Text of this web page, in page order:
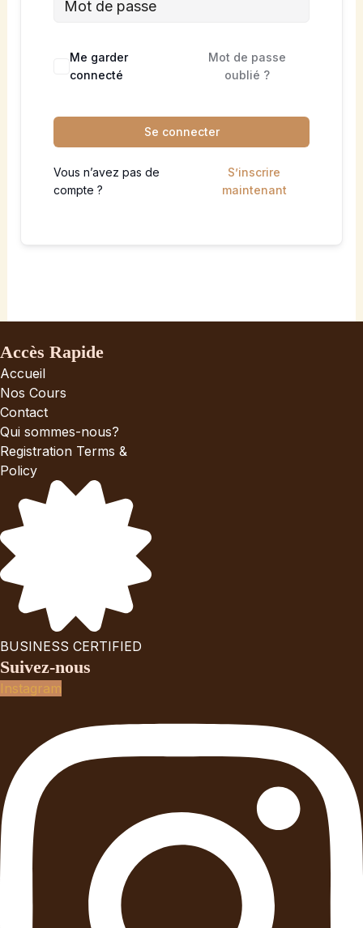
Me garder
connecté
Mot de passe
oublié ?
Se connecter
Vous n’avez pas de
compte ?
S’inscrire
maintenant
Accès Rapide
Accueil
Nos Cours
Contact
Qui sommes-nous?
Registration Terms &
Policy
BUSINESS CERTIFIED
Suivez-nous
Instagram